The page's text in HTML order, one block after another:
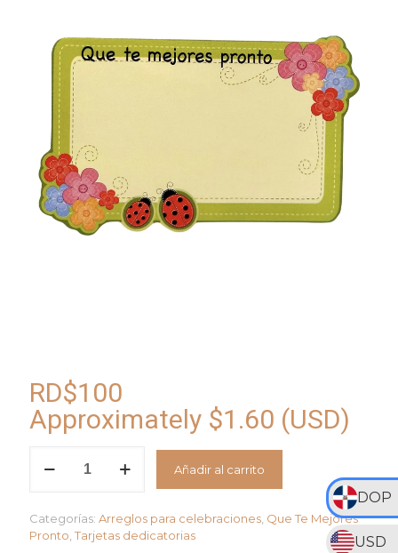
DOP
USD
RD$100
Approximately $1.60 (USD)
cantidad
Añadir al carrito
Categorías: Arreglos para celebraciones, Que Te Mejores
Pronto, Tarjetas dedicatorias